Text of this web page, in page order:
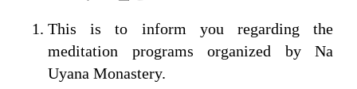
This is to inform you regarding the
meditation programs organized by Na
Uyana Monastery.